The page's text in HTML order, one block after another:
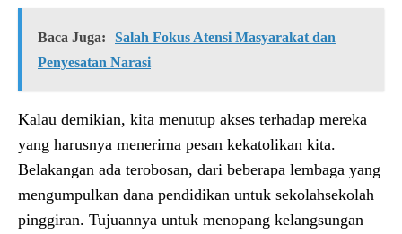
Baca Juga:
Salah Fokus Atensi Masyarakat dan
Penyesatan Narasi
Kalau demikian, kita menutup akses terhadap mereka
yang harusnya menerima pesan kekatolikan kita.
Belakangan ada terobosan, dari beberapa lembaga yang
mengumpulkan dana pendidikan untuk sekolahsekolah
pinggiran. Tujuannya untuk menopang kelangsungan